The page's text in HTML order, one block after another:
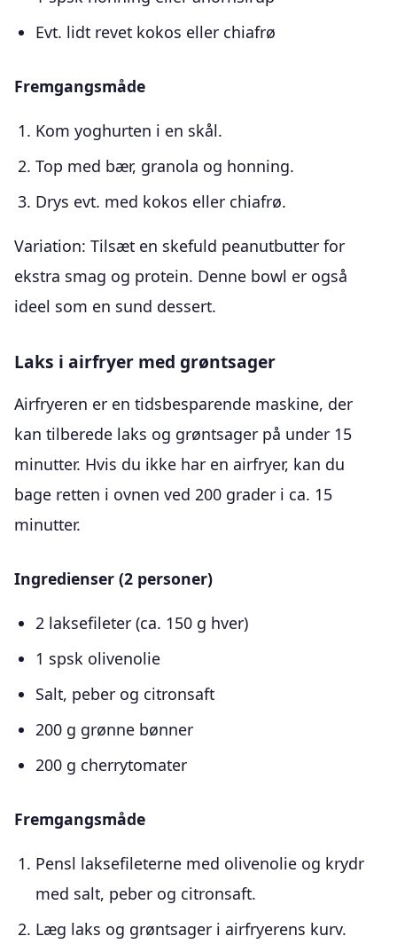
Evt. lidt revet kokos eller chiafrø
Fremgangsmåde
Kom yoghurten i en skål.
Top med bær, granola og honning.
Drys evt. med kokos eller chiafrø.
Variation: Tilsæt en skefuld peanutbutter for
ekstra smag og protein. Denne bowl er også
ideel som en sund dessert.
Laks i airfryer med grøntsager
Airfryeren er en tidsbesparende maskine, der
kan tilberede laks og grøntsager på under 15
minutter. Hvis du ikke har en airfryer, kan du
bage retten i ovnen ved 200 grader i ca. 15
minutter.
Ingredienser (2 personer)
2 laksefileter (ca. 150 g hver)
1 spsk olivenolie
Salt, peber og citronsaft
200 g grønne bønner
200 g cherrytomater
Fremgangsmåde
Pensl laksefileterne med olivenolie og krydr
med salt, peber og citronsaft.
Læg laks og grøntsager i airfryerens kurv.